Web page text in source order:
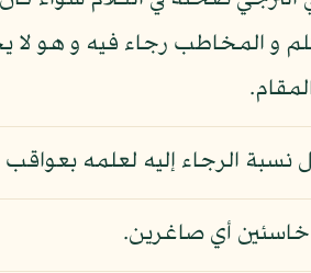
و المخاطب رجاء فيه و هو لا
الرجاء إليه لعلمه بعواقب
خاسئين أي صاغرين.